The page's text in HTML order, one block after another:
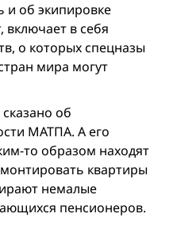
и об экипировке
включает в себя
о которых спецназы
мира могут
об
МАТПА. А его
то образом находят
квартиры
немалые
пенсионеров.